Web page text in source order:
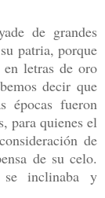
de grandes
patria, porque
letras de oro
decir que
épocas fueron
para quienes el
de
de su celo.
se inclinaba y